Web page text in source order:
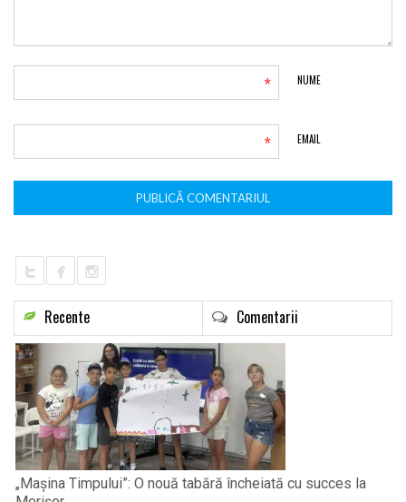
NUME
*
EMAIL
*
Recente Comentarii
„Mașina Timpului”: O nouă tabără încheiată cu succes la